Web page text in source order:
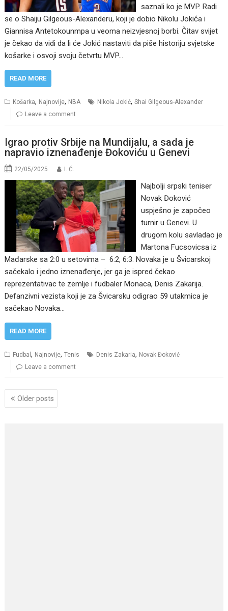
saznali ko je MVP. Radi
se o Shaiju Gilgeous-Alexanderu, koji je dobio Nikolu Jokića i
Giannisa Antetokounmpa u veoma neizvjesnoj borbi. Čitav svijet
je čekao da vidi da li će Jokić nastaviti da piše historiju svjetske
košarke i osvoji svoju četvrtu MVP…
READ MORE
Košarka, Najnovije, NBA Nikola Jokić,Shai Gilgeous-Alexander
Leave a comment
Igrao protiv Srbije na Mundijalu, a sada je
napravio iznenađenje Đokoviću u Genevi
22/05/2025 I. Ć.
Najbolji srpski teniser
Novak Đoković
uspješno je započeo
turnir u Genevi. U
drugom kolu savladao je
Martona Fucsovicsa iz
Mađarske sa 2:0 u setovima – 6:2, 6:3. Novaka je u Švicarskoj
sačekalo i jedno iznenađenje, jer ga je ispred čekao
reprezentativac te zemlje i fudbaler Monaca, Denis Zakarija.
Defanzivni vezista koji je za Švicarsku odigrao 59 utakmica je
sačekao Novaka…
READ MORE
Fudbal, Najnovije,Tenis Denis Zakaria, Novak Đoković
Leave a comment
Posts
navigation
Older posts